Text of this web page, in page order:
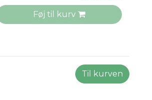
Føj til kurv
Til kurven